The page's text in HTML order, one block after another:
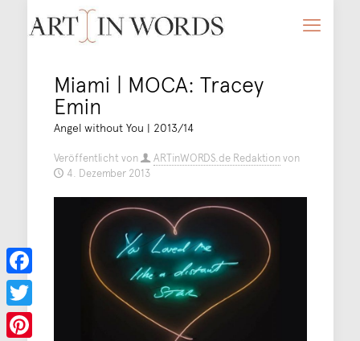
Miami | MOCA: Tracey
Emin
Angel without You | 2013/14
Veröffentlicht von ARTinWORDS.de Redaktionvon
4. Dezember 2013
Facebook
Twitter